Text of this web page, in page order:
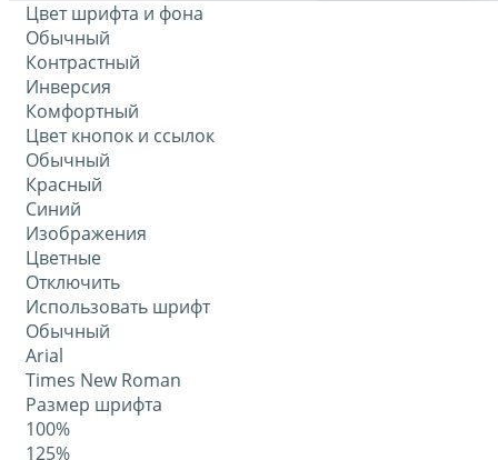
Цвет шрифта и фона
Обычный
Контрастный
Инверсия
Комфортный
Цвет кнопок и ссылок
Обычный
Красный
Синий
Изображения
Цветные
Отключить
Использовать шрифт
Обычный
Arial
Times New Roman
Размер шрифта
100%
125%